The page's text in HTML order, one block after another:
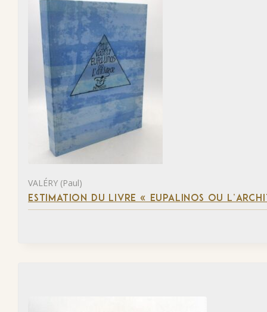
VALÉRY (Paul)
ESTIMATION DU LIVRE « EUPALINOS OU